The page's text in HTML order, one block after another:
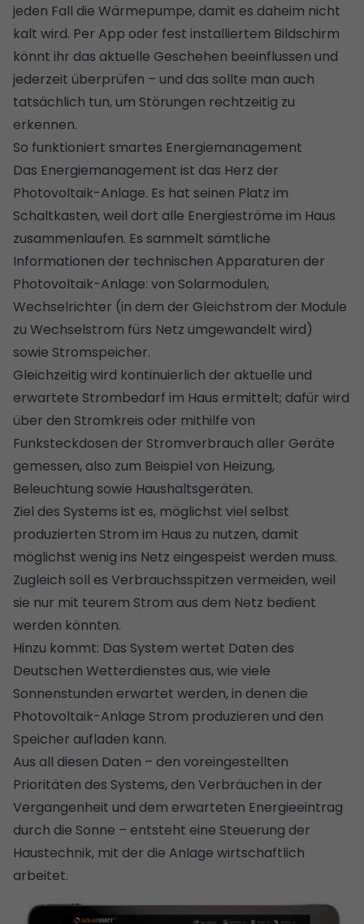
jeden Fall die Wärmepumpe, damit es daheim nicht
kalt wird. Per App oder fest installiertem Bildschirm
könnt ihr das aktuelle Geschehen beeinflussen und
jederzeit überprüfen – und das sollte man auch
tatsächlich tun, um Störungen rechtzeitig zu
erkennen.
So funktioniert smartes Energiemanagement
Das Energiemanagement ist das Herz der
Photovoltaik-Anlage. Es hat seinen Platz im
Schaltkasten, weil dort alle Energieströme im Haus
zusammenlaufen. Es sammelt sämtliche
Informationen der technischen Apparaturen der
Photovoltaik-Anlage: von Solarmodulen,
Wechselrichter (in dem der Gleichstrom der Module
zu Wechselstrom fürs Netz umgewandelt wird)
sowie Stromspeicher.
Gleichzeitig wird kontinuierlich der aktuelle und
erwartete Strombedarf im Haus ermittelt; dafür wird
über den Stromkreis oder mithilfe von
Funksteckdosen der Stromverbrauch aller Geräte
gemessen, also zum Beispiel von Heizung,
Beleuchtung sowie Haushaltsgeräten.
Ziel des Systems ist es, möglichst viel selbst
produzierten Strom im Haus zu nutzen, damit
möglichst wenig ins Netz eingespeist werden muss.
Zugleich soll es Verbrauchsspitzen vermeiden, weil
sie nur mit teurem Strom aus dem Netz bedient
werden könnten.
Hinzu kommt: Das System wertet Daten des
Deutschen Wetterdienstes aus, wie viele
Sonnenstunden erwartet werden, in denen die
Photovoltaik-Anlage Strom produzieren und den
Speicher aufladen kann.
Aus all diesen Daten – den voreingestellten
Prioritäten des Systems, den Verbräuchen in der
Vergangenheit und dem erwarteten Energieeintrag
durch die Sonne – entsteht eine Steuerung der
Haustechnik, mit der die Anlage wirtschaftlich
arbeitet.